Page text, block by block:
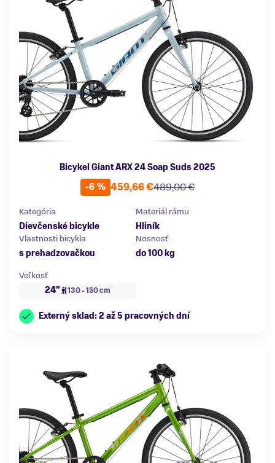
Bicykel Giant ARX 24 Soap Suds 2025
-6 %
489,00 €
459,66 €
Kategória
Dievčenské bicykle
Materiál rámu
Hliník
Vlastnosti bicykla
s prehadzovačkou
Nosnosť
do 100 kg
Veľkosť
24"
130 - 150 cm
Externý sklad: 2 až 5 pracovných dní